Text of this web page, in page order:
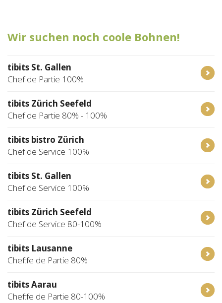
Login
Wir suchen noch coole Bohnen!
tibits St. Gallen
Chef de Partie 100%
tibits Zürich Seefeld
Chef de Partie 80% - 100%
tibits bistro Zürich
Chef de Service 100%
tibits St. Gallen
Chef de Service 100%
tibits Zürich Seefeld
Chef de Service 80-100%
tibits Lausanne
Chef:fe de Partie 80%
tibits Aarau
Chef:fe de Partie 80-100%